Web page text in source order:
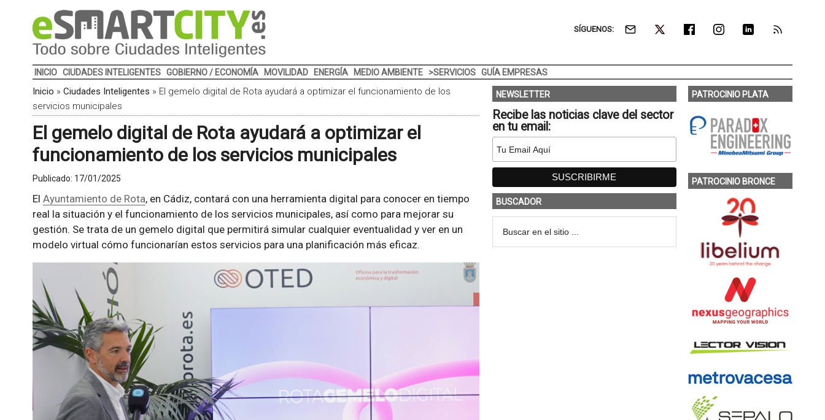
SÍGUENOS:
INICIO CIUDADES INTELIGENTES GOBIERNO / ECONOMÍA MOVILIDAD ENERGÍA MEDIO AMBIENTE >SERVICIOS GUÍA EMPRESAS
Inicio » Ciudades Inteligentes » El gemelo digital de Rota ayudará a optimizar el funcionamiento de los
servicios municipales
El gemelo digital de Rota ayudará a optimizar el
funcionamiento de los servicios municipales
Publicado: 17/01/2025
El Ayuntamiento de Rota, en Cádiz, contará con una herramienta digital para conocer en tiempo
real la situación y el funcionamiento de los servicios municipales, así como para mejorar su
gestión. Se trata de un gemelo digital que permitirá simular cualquier eventualidad y ver en un
modelo virtual cómo funcionarían estos servicios para una planificación más eficaz.
NEWSLETTER
Recibe las noticias clave del sector
en tu email:
BUSCADOR
PATROCINIO PLATA
PATROCINIO BRONCE